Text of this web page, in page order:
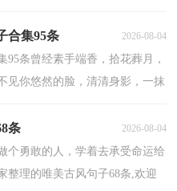
合集95条 2026-08-04
95条曾经素手端香，拾花葬月，
见你悠然的脸，清清身影，一抹
条 2026-08-04
个勇敢的人，学着去承受命运给
整理的唯美古风句子68条,欢迎